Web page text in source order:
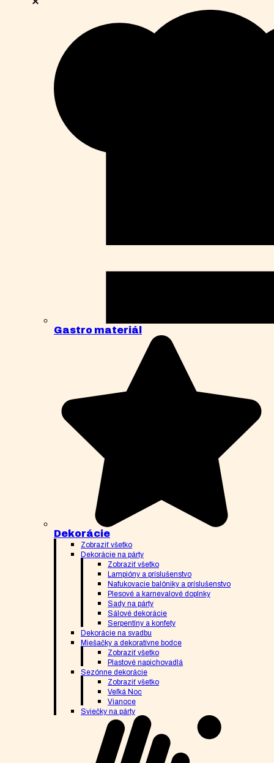
Gastro materiál
Dekorácie
Zobraziť všetko
Dekorácie na párty
Zobraziť všetko
Lampióny a príslušenstvo
Nafukovacie balóniky a príslušenstvo
Plesové a karnevalové doplnky
Sady na párty
Sálové dekorácie
Serpentíny a konfety
Dekorácie na svadbu
Miešačky a dekoratívne bodce
Zobraziť všetko
Plastové napichovadlá
Sezónne dekorácie
Zobraziť všetko
Veľká Noc
Vianoce
Sviečky na párty